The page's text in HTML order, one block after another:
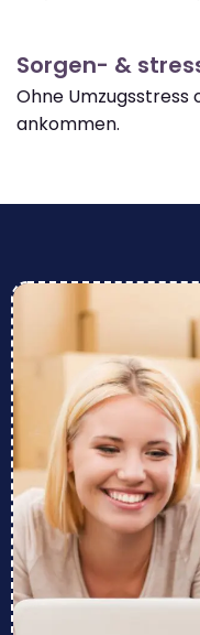
Sorgen- &
Ohne Umzugsstress
ankommen.